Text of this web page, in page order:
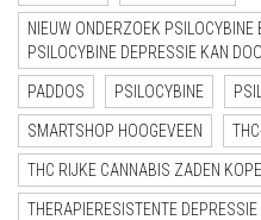
NIEUW ONDERZOEK PSILOCYBINE
PSILOCYBINE DEPRESSIE KAN
PADDOS PSILOCYBINE
SMARTSHOP HOOGEVEEN
THC RIJKE CANNABIS ZADEN
THERAPIERESISTENTE DEPRESSIE